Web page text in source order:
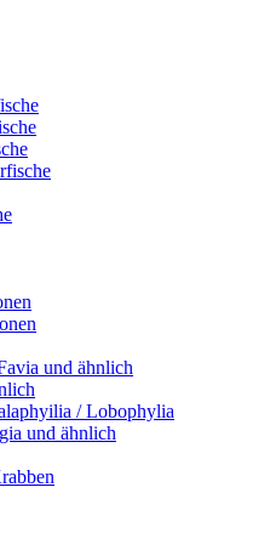
und ähnlich
/ Lobophylia
und ähnlich